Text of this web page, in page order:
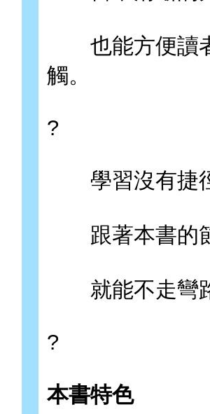
也能方便讀者
觸。
?
學習沒有捷徑
跟著本書的節
就能不走彎路
?
本書特色